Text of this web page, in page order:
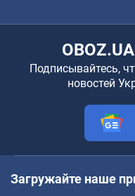
Подписывайтесь,
новостей
Загружайте наше